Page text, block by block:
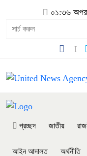
০১:৩৬
প্রচ্ছদ জাতীয়
আইন আদালত অর্থনীতি